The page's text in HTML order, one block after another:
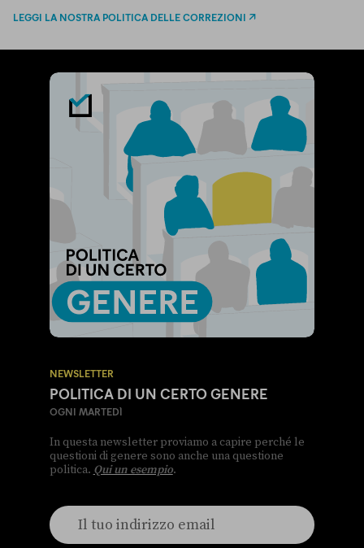
LEGGI LA NOSTRA POLITICA DELLE CORREZIONI
NEWSLETTER
POLITICA DI UN CERTO GENERE
OGNI MARTEDÌ
In questa newsletter proviamo a capire perché le
questioni di genere sono anche una questione
politica. Qui un esempio.